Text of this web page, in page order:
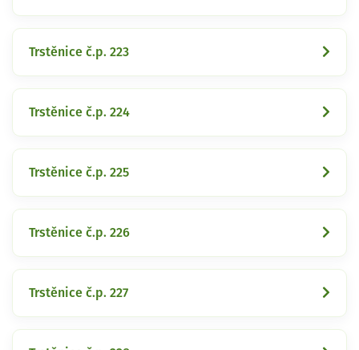
Trstěnice č.p. 223
Trstěnice č.p. 224
Trstěnice č.p. 225
Trstěnice č.p. 226
Trstěnice č.p. 227